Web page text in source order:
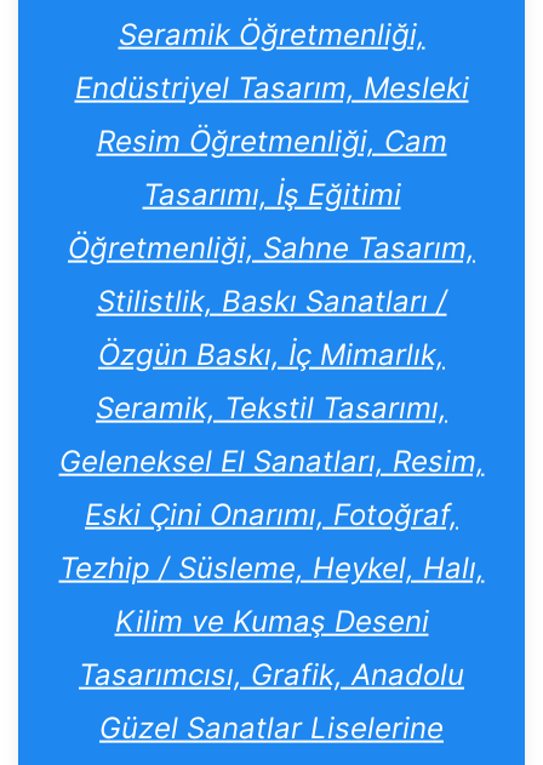
Seramik Öğretmenliği,
Endüstriyel Tasarım, Mesleki
Resim Öğretmenliği, Cam
Tasarımı, İş Eğitimi
Öğretmenliği, Sahne Tasarım,
Stilistlik, Baskı Sanatları /
Özgün Baskı, İç Mimarlık,
Seramik, Tekstil Tasarımı,
Geleneksel El Sanatları, Resim,
Eski Çini Onarımı, Fotoğraf,
Tezhip / Süsleme, Heykel, Halı,
Kilim ve Kumaş Deseni
Tasarımcısı, Grafik, Anadolu
Güzel Sanatlar Liselerine